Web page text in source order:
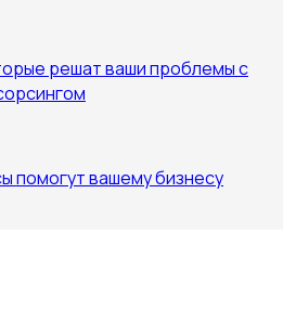
решат ваши проблемы с
помогут вашему бизнесу